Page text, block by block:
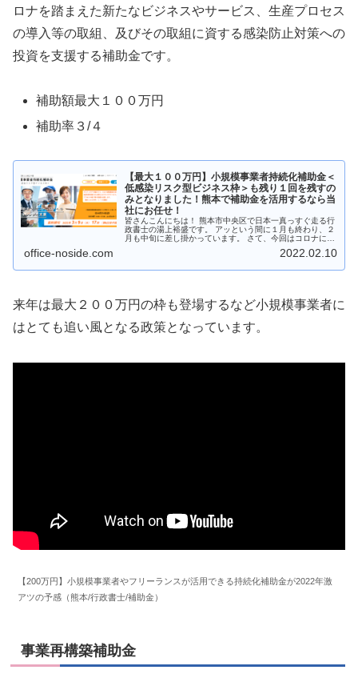
ロナを踏まえた新たなビジネスやサービス、⽣産プロセス
の導⼊等の取組、及びその取組に資する感染防⽌対策への
投資を⽀援する補助金です。
補助額最大１００万円
補助率３/４
【最大１００万円】小規模事業者持続化補助金＜
低感染リスク型ビジネス枠＞も残り１回を残すの
みとなりました！熊本で補助金を活用するなら当
社にお任せ！
皆さんこんにちは！ 熊本市中央区で日本一真っすぐ走る行
政書士の湯上裕盛です。 アッという間に１月も終わり、２
月も中旬に差し掛かっています。 さて、今回はコロナに対
office-noside.com 2022.02.10
来年は最大２００万円の枠も登場するなど小規模事業者に
はとても追い風となる政策となっています。
【200万円】小規模事業者やフリーランスが活用できる持続化補助金が2022年激
アツの予感（熊本/行政書士/補助金）
事業再構築補助金